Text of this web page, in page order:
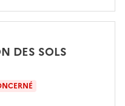
DES SOLS